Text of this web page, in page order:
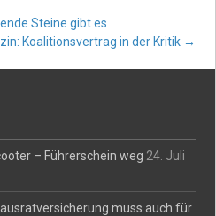
Steine gibt es
Koalitionsvertrag in der Kritik →
– Führerschein weg 24. Juli
muss auch für